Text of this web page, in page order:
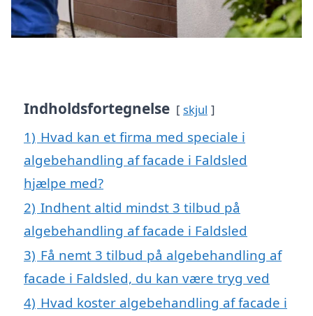
Indholdsfortegnelse skjul
1) Hvad kan et firma med speciale i
algebehandling af facade i Faldsled
hjælpe med?
2) Indhent altid mindst 3 tilbud på
algebehandling af facade i Faldsled
3) Få nemt 3 tilbud på algebehandling af
facade i Faldsled, du kan være tryg ved
4) Hvad koster algebehandling af facade i